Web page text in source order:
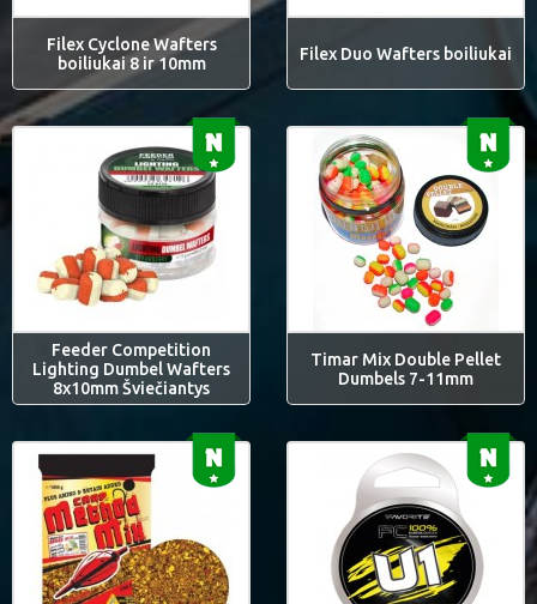
Filex Cyclone Wafters
boiliukai 8 ir 10mm
Filex Duo Wafters boiliukai
Feeder Competition
Lighting Dumbel Wafters
8x10mm Šviečiantys
Timar Mix Double Pellet
Dumbels 7-11mm